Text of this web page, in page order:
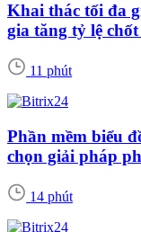
Khai thác tối đa
gia tăng tỷ lệ
11 phút
Phần mềm biểu
chọn giải pháp
14 phút